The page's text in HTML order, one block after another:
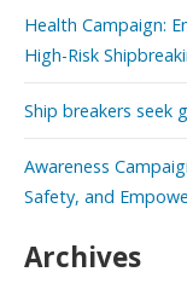
Health Campaign:
High-Risk
Ship breakers seek
Awareness
Safety, and
Archives